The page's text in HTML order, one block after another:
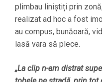
plimbau liniștiți prin
realizat ad hoc a fost
au compus, bunăoară,
lasă vara să plece.
„La clip n-am distrat